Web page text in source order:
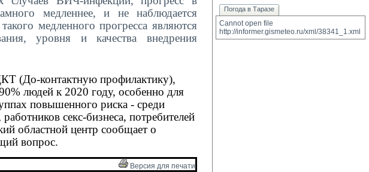
медленнее, и не наблюдается
медленного прогресса являются
уровня и качества внедрения
(До-контактную профилактику),
людей к 2020 году, особенно для
повышенного риска - среди
секс-бизнеса, потребителей
областной центр сообщает о
вопрос.
Версия для печати
Погода в Таразе
Cannot open file
http://informer.gismeteo.ru/xml/38341_1.xml